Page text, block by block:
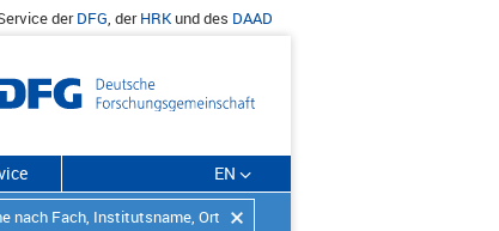
derDFG, derHRKund des DAAD
EN